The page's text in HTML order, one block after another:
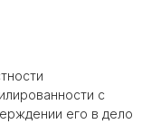
с
его в дело